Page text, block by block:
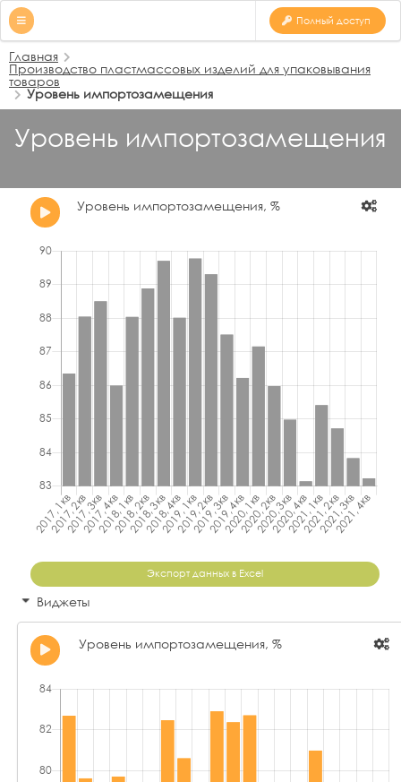
Полный доступ
Главная
Производство пластмассовых изделий для упаковывания
товаров
Уровень импортозамещения
Уровень импортозамещения
Уровень импортозамещения, %
Экспорт данных в Excel
Виджеты
Уровень импортозамещения, %